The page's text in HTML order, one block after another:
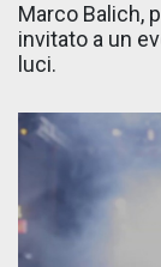
Marco Balich,
invitato a un
luci.